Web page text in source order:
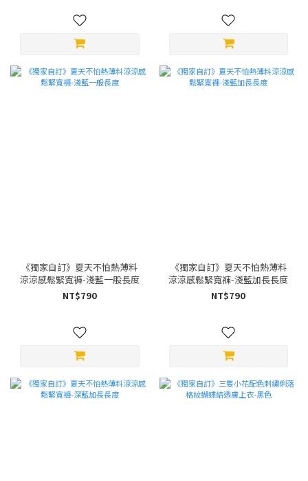
《獨家自訂》夏天不怕熱薄料
涼涼感鬆緊寬褲-淺藍一般長度
NT$790
《獨家自訂》夏天不怕熱薄料
涼涼感鬆緊寬褲-淺藍加長長度
NT$790